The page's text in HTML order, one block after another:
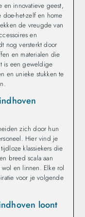
en innovatieve geest,
het-zelf en home
de vreugde van
en
nog versterkt door
en materialen die
is een geweldige
en unieke stukken te
zich door hun
Hier vind je
klassiekers die
breed scala aan
en linnen. Elke rol
voor je volgende
loont